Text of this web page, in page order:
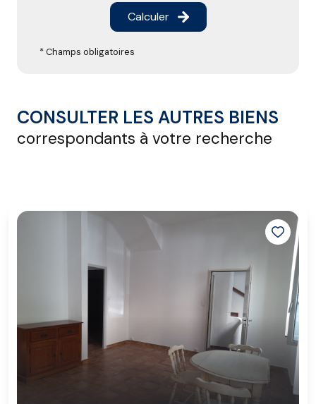
Calculer
* Champs obligatoires
CONSULTER LES AUTRES BIENS
correspondants à votre recherche